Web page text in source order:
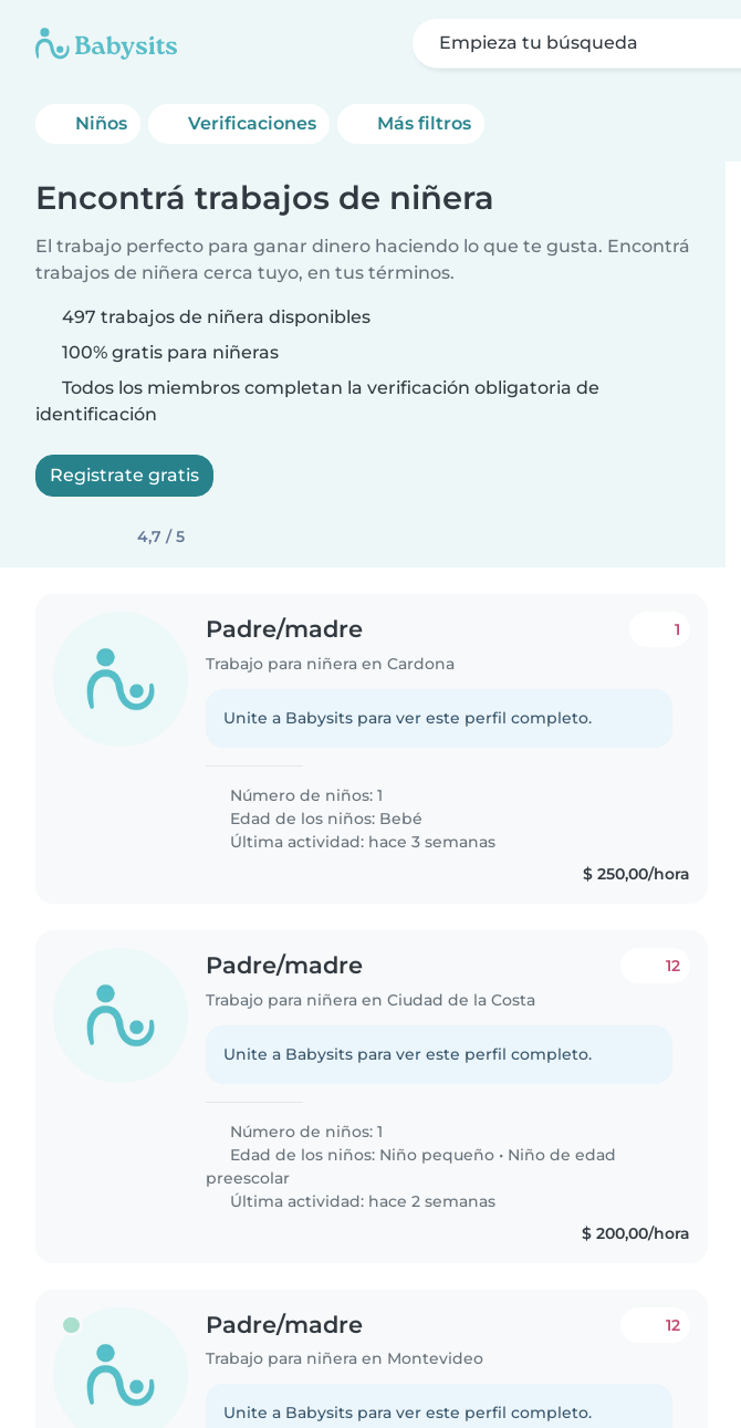
Empieza tu búsqueda
Niños Verificaciones Más filtros
Encontrá trabajos de niñera
El trabajo perfecto para ganar dinero haciendo lo que te gusta. Encontrá
trabajos de niñera cerca tuyo, en tus términos.
497 trabajos de niñera disponibles
100% gratis para niñeras
Todos los miembros completan la verificación obligatoria de
identificación
Registrate gratis
4,7 / 5
Padre/madre
Trabajo para niñera en Cardona
1
Unite a Babysits para ver este perfil completo.
Número de niños: 1
Edad de los niños: Bebé
Última actividad: hace 3 semanas
$ 250,00/hora
Padre/madre
Trabajo para niñera en Ciudad de la Costa
12
Unite a Babysits para ver este perfil completo.
Número de niños: 1
Edad de los niños: Niño pequeño • Niño de edad
preescolar
Última actividad: hace 2 semanas
$ 200,00/hora
Padre/madre
Trabajo para niñera en Montevideo
12
Unite a Babysits para ver este perfil completo.